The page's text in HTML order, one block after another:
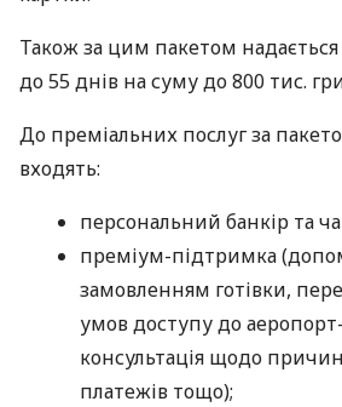
Також за цим пакетом
до 55 днів на суму до 800 тис.
До преміальних послуг за
входять:
персональний банкір та
преміум-підтримка
замовленням готівки,
умов доступу до аеропорт-
консультація щодо
платежів тощо);